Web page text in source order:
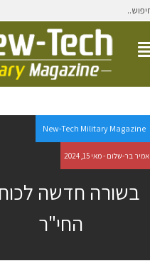
g
l
e
N
a
New-Tech Military Magazine
אמיר בר-שלום - מאי 15, 2024
בשורה חדשה
החי"ר